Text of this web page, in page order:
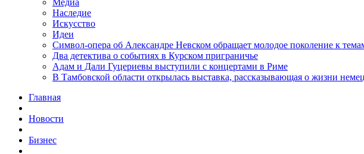
Медиа
Наследие
Искусство
Идеи
Символ-опера об Александре Невском обращает молодое поколение к
Два детектива о событиях в Курском приграничье
Адам и Дали Гуцериевы выступили с концертами в Риме
В Тамбовской области открылась выставка, рассказывающая о жизни
Главная
Новости
Бизнес